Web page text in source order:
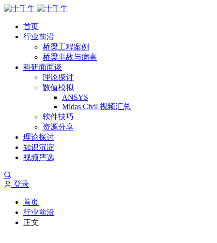
首页
行业前沿
桥梁工程案例
桥梁事故与病害
科研面面谈
理论探讨
数值模拟
ANSYS
Midas Civil 视频汇总
软件技巧
资源分享
理论探讨
知识沉淀
视频严选
登录
首页
行业前沿
正文